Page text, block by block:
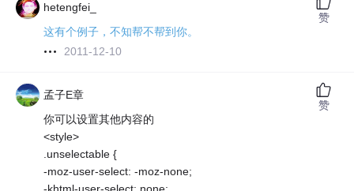
hetengfei_
这有个例子，不知帮不帮到你。
2011-12-10
赞
孟子E章
你可以设置其他内容的
<style>
.unselectable {
-moz-user-select: -moz-none;
赞